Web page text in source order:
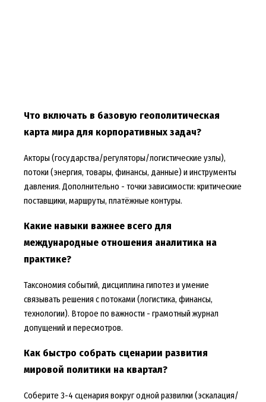
Что включать в базовую геополитическая
карта мира для корпоративных задач?
Акторы (государства/регуляторы/логистические узлы),
потоки (энергия, товары, финансы, данные) и инструменты
давления. Дополнительно - точки зависимости: критические
поставщики, маршруты, платёжные контуры.
Какие навыки важнее всего для
международные отношения аналитика на
практике?
Таксономия событий, дисциплина гипотез и умение
связывать решения с потоками (логистика, финансы,
технологии). Второе по важности - грамотный журнал
допущений и пересмотров.
Как быстро собрать сценарии развития
мировой политики на квартал?
Соберите 3-4 сценария вокруг одной развилки (эскалация/